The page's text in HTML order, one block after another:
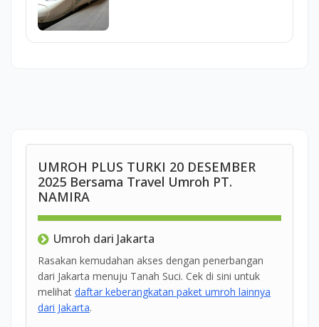
UMROH PLUS TURKI 20 DESEMBER
2025 Bersama Travel Umroh PT.
NAMIRA
Umroh dari Jakarta
Rasakan kemudahan akses dengan penerbangan
dari Jakarta menuju Tanah Suci. Cek di sini untuk
melihat daftar keberangkatan paket umroh lainnya
dari Jakarta.